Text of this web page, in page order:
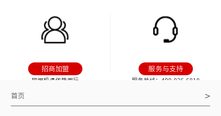
招商加盟
把握机遇依势而行
服务与支持
服务热线：400-926-6818
首页 >